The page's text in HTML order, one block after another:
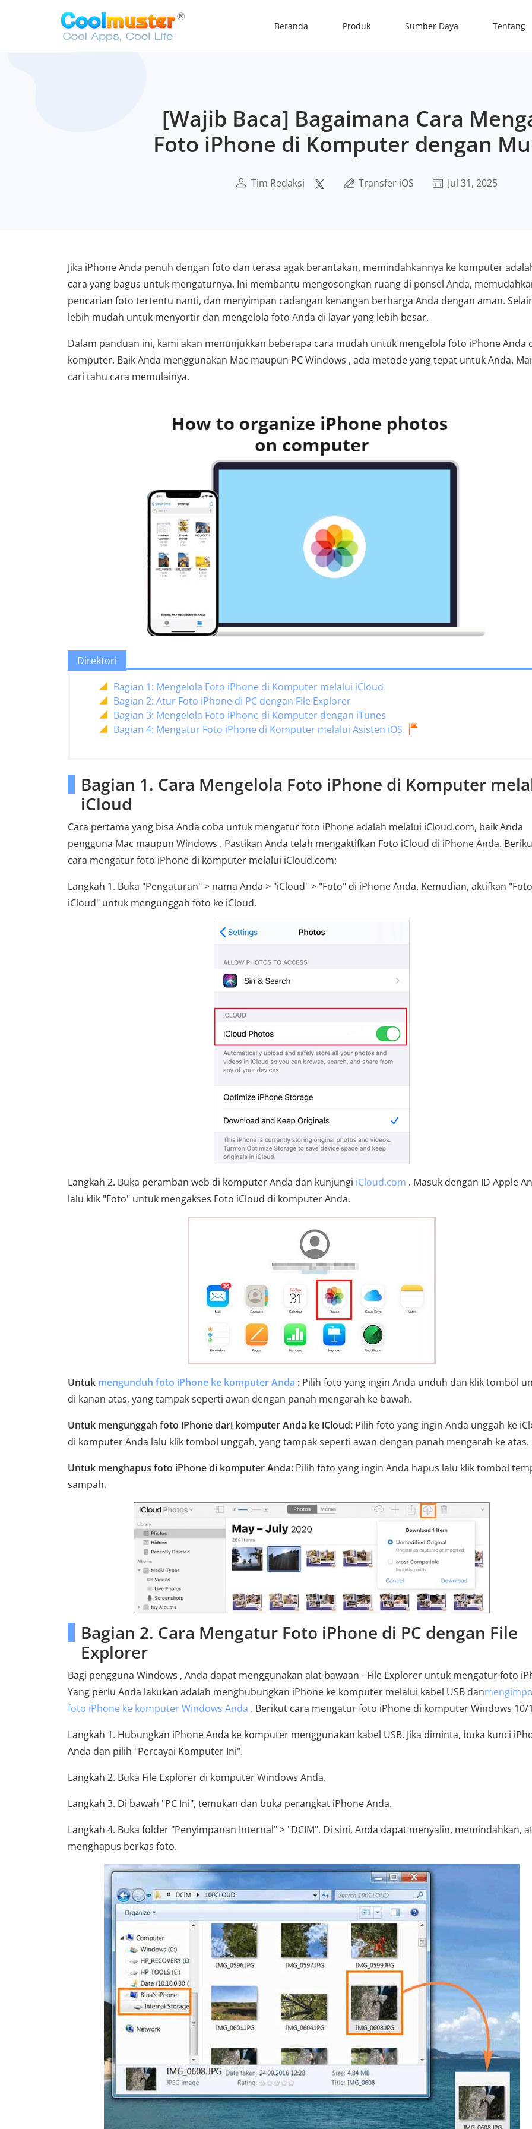
Beranda Produk Sumber Daya Tentang
[Wajib Baca] Bagaimana Cara
Foto iPhone di Komputer dengan
Tim Redaksi Transfer iOS Jul 31, 2025
Jika iPhone Anda penuh dengan foto dan terasa agak berantakan, memindahkannya ke komputer
cara yang bagus untuk mengaturnya. Ini membantu mengosongkan ruang di ponsel Anda,
pencarian foto tertentu nanti, dan menyimpan cadangan kenangan berharga Anda dengan aman.
lebih mudah untuk menyortir dan mengelola foto Anda di layar yang lebih besar.
Dalam panduan ini, kami akan menunjukkan beberapa cara mudah untuk mengelola foto iPhone Anda
komputer. Baik Anda menggunakan Mac maupun PC Windows , ada metode yang tepat untuk Anda.
cari tahu cara memulainya.
Direktori
Bagian 1: Mengelola Foto iPhone di Komputer melalui iCloud
Bagian 2: Atur Foto iPhone di PC dengan File Explorer
Bagian 3: Mengelola Foto iPhone di Komputer dengan iTunes
Bagian 4: Mengatur Foto iPhone di Komputer melalui Asisten iOS
Bagian 1. Cara Mengelola Foto iPhone di Komputer
iCloud
Cara pertama yang bisa Anda coba untuk mengatur foto iPhone adalah melalui iCloud.com, baik Anda
pengguna Mac maupun Windows . Pastikan Anda telah mengaktifkan Foto iCloud di iPhone Anda.
cara mengatur foto iPhone di komputer melalui iCloud.com:
Langkah 1. Buka "Pengaturan" > nama Anda > "iCloud" > "Foto" di iPhone Anda. Kemudian, aktifkan "Foto
iCloud" untuk mengunggah foto ke iCloud.
Langkah 2. Buka peramban web di komputer Anda dan kunjungi iCloud.com . Masuk dengan ID Apple
lalu klik "Foto" untuk mengakses Foto iCloud di komputer Anda.
Untuk mengunduh foto iPhone ke komputer Anda : Pilih foto yang ingin Anda unduh dan klik tombol
di kanan atas, yang tampak seperti awan dengan panah mengarah ke bawah.
Untuk mengunggah foto iPhone dari komputer Anda ke iCloud: Pilih foto yang ingin Anda unggah ke
di komputer Anda lalu klik tombol unggah, yang tampak seperti awan dengan panah mengarah ke atas.
Untuk menghapus foto iPhone di komputer Anda: Pilih foto yang ingin Anda hapus lalu klik tombol
sampah.
Bagian 2. Cara Mengatur Foto iPhone di PC dengan File
Explorer
Bagi pengguna Windows , Anda dapat menggunakan alat bawaan - File Explorer untuk mengatur foto
Yang perlu Anda lakukan adalah menghubungkan iPhone ke komputer melalui kabel USB dan
foto iPhone ke komputer Windows Anda . Berikut cara mengatur foto iPhone di komputer Windows 10/
Langkah 1. Hubungkan iPhone Anda ke komputer menggunakan kabel USB. Jika diminta, buka kunci
Anda dan pilih "Percayai Komputer Ini".
Langkah 2. Buka File Explorer di komputer Windows Anda.
Langkah 3. Di bawah "PC Ini", temukan dan buka perangkat iPhone Anda.
Langkah 4. Buka folder "Penyimpanan Internal" > "DCIM". Di sini, Anda dapat menyalin, memindahkan,
menghapus berkas foto.